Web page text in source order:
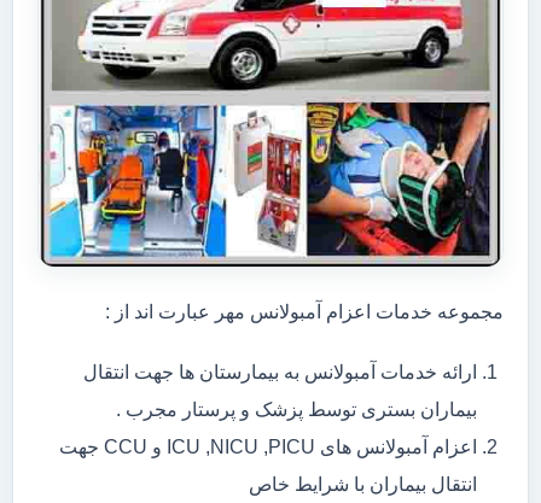
مجموعه خدمات اعزام آمبولانس مهر عبارت اند از :
ارائه خدمات آمبولانس به بیمارستان ها جهت انتقال
بیماران بستری توسط پزشک و پرستار مجرب .
اعزام آمبولانس های ICU ,NICU ,PICU و CCU جهت
انتقال بیماران با شرایط خاص